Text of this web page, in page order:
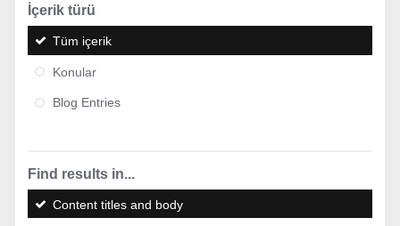
İçerik türü
Tüm içerik
Konular
Blog Entries
Find results in...
Content titles and body